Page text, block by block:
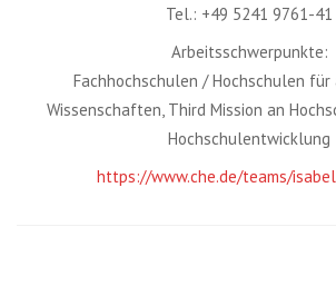
Tel.: +49 5241 9761-41
Arbeitsschwerpunkte:
Fachhochschulen / Hochschulen
Wissenschaften, Third Mission an
Hochschulentwicklung
https://www.che.de/teams/